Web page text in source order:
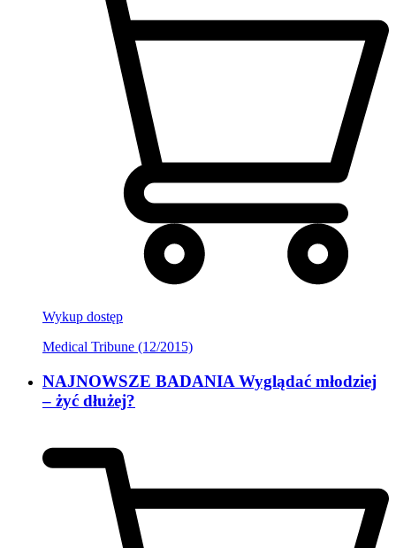
Wykup dostęp
Medical Tribune (12/2015)
NAJNOWSZE BADANIA Wyglądać młodziej
– żyć dłużej?